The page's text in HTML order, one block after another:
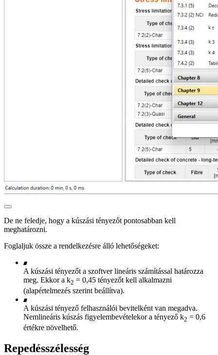
De ne feledje, hogy a kúszási tényezőt pontosabban kell
meghatározni.
Foglaljuk össze a rendelkezésre álló lehetőségeket:
A kúszási tényezőt a szoftver lineáris számítással határozza
meg. Ekkor a k2 = 0,45 tényezőt kell alkalmazni
(alapértelmezés szerint beállítva).
A kúszási tényező felhasználói bevitelként van megadva.
Nemlineáris kúszás figyelembevételekor a tényező k2 = 0,6
értékre növelhető.
Repedésszélesség